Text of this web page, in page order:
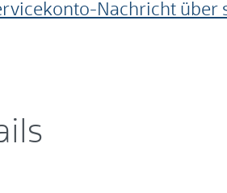
Nachricht über